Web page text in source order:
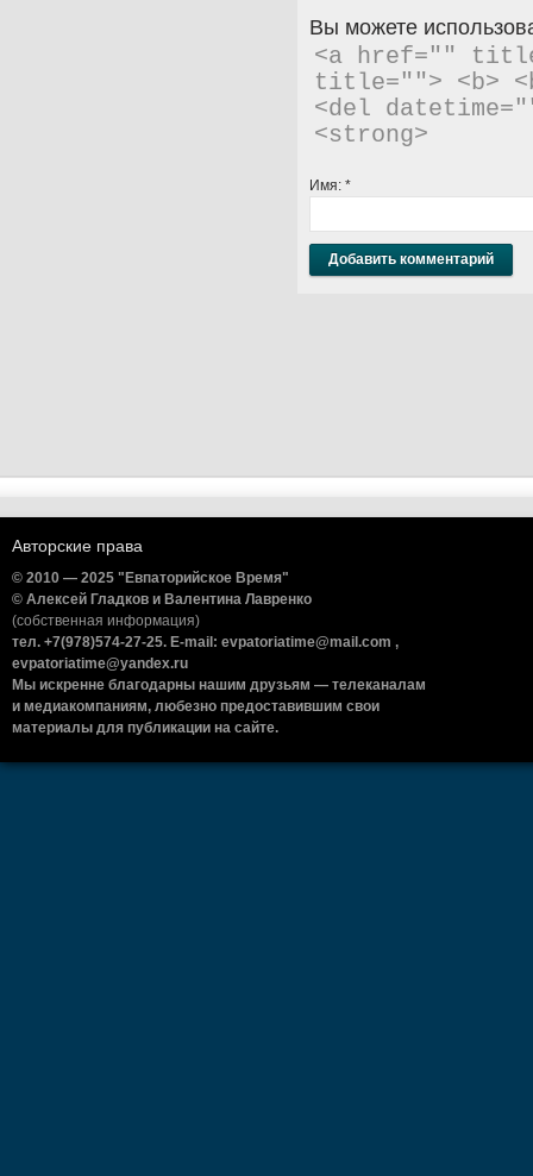
Вы можете
<a href=""
title=""> <b>
<del
<strong>
Имя: *
Авторские права
© 2010 — 2025 "Евпаторийское Время"
© Алексей Гладков и Валентина Лавренко
(собственная информация)
тел. +7(978)574-27-25. E-mail: evpatoriatime@mail.com ,
evpatoriatime@yandex.ru
Мы искренне благодарны нашим друзьям — телеканалам
и медиакомпаниям, любезно предоставившим свои
материалы для публикации на сайте.